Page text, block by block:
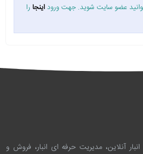
عضو سایت شوید. جهت ورود اینجا را
آنلاین، مدیریت حرفه ای انبار، فروش و